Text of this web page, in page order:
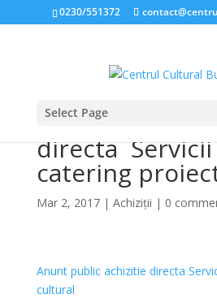
0230/551372
Select Page
Anunt public
directa
catering
Mar 2, 2017| Achiziții | 0
Anunt public achizitie directa
cultural